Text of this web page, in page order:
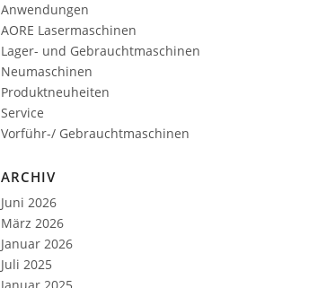
Anwendungen
AORE Lasermaschinen
Lager- und Gebrauchtmaschinen
Neumaschinen
Produktneuheiten
Service
Vorführ-/ Gebrauchtmaschinen
ARCHIV
Juni 2026
März 2026
Januar 2026
Juli 2025